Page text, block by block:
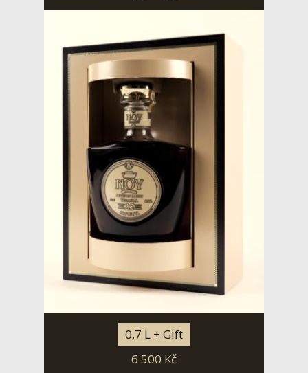
0,7 L + Gift
6 500 Kč